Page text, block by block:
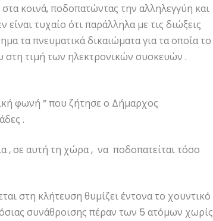
κοινά, ποδοπατώντας την αλληλεγγύη και
τυχαίο ότι παράλληλα με τις διώξεις
τα πνευματικά δικαιώματα για τα οποία το
στη τιμή των ηλεκτρονικών συσκευών .
φωνή ” που ζήτησε ο Δήμαρχος
.
, σε αυτή τη χώρα , να ποδοπατείται τόσο
στη κλήτευση θυμίζει έντονα το χουντικό
συνάθροισης πέραν των 5 ατόμων χωρίς